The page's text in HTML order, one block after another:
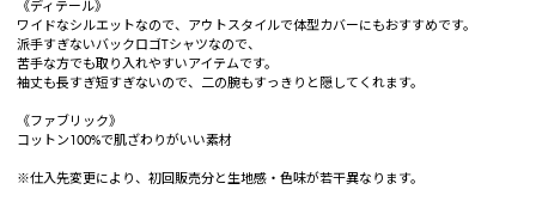
《ディテール》
ワイドなシルエットなので、アウトスタイルで体型カバーにもおすすめです。
派手すぎないバックロゴTシャツなので、
苦手な方でも取り入れやすいアイテムです。
袖丈も長すぎ短すぎないので、二の腕もすっきりと隠してくれます。
《ファブリック》
コットン100%で肌ざわりがいい素材
※仕入先変更により、初回販売分と生地感・色味が若干異なります。